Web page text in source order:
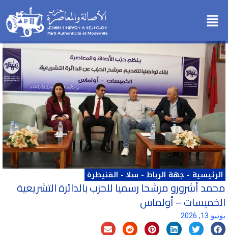
إلىMenu
الرئيسية - جهة الرباط - سلا - القنيطرة
محمد أشرورو مرشحا رسميا للحزب بالدائرة التشريعية
الخميسات – أولماس
يونيو 13, 2026